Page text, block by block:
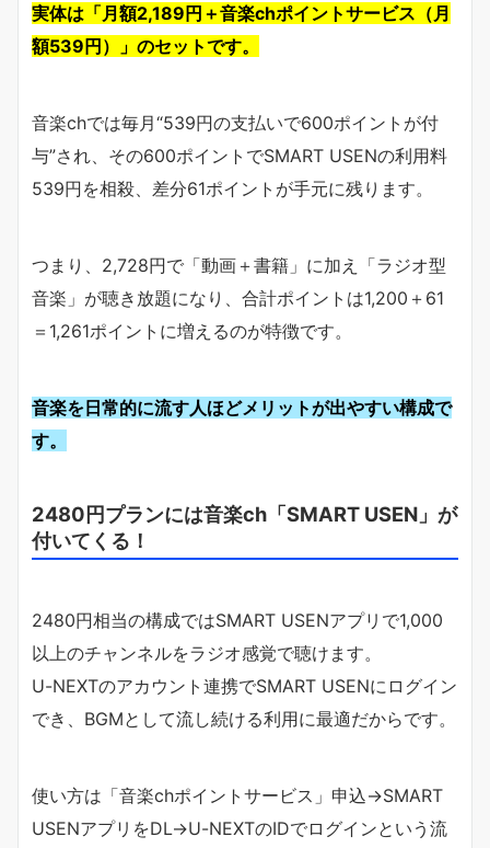
実体は「月額2,189円＋音楽chポイントサービス（月
額539円）」のセットです。
音楽chでは毎月“539円の支払いで600ポイントが付
与”され、その600ポイントでSMART USENの利用料
539円を相殺、差分61ポイントが手元に残ります。
つまり、2,728円で「動画＋書籍」に加え「ラジオ型
音楽」が聴き放題になり、合計ポイントは1,200＋61
＝1,261ポイントに増えるのが特徴です。
音楽を日常的に流す人ほどメリットが出やすい構成で
す。
2480円プランには音楽ch「SMART USEN」が
付いてくる！
2480円相当の構成ではSMART USENアプリで1,000
以上のチャンネルをラジオ感覚で聴けます。
U-NEXTのアカウント連携でSMART USENにログイン
でき、BGMとして流し続ける利用に最適だからです。
使い方は「音楽chポイントサービス」申込→SMART
USENアプリをDL→U-NEXTのIDでログインという流